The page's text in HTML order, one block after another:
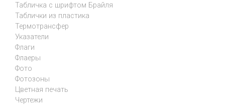
Табличка с шрифтом Брайля
Таблички из пластика
Термотрансфер
Указатели
Флаги
Флаеры
Фото
Фотозоны
Цветная печать
Чертежи